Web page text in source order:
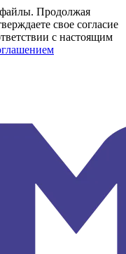
Продолжая
свое согласие
с настоящим